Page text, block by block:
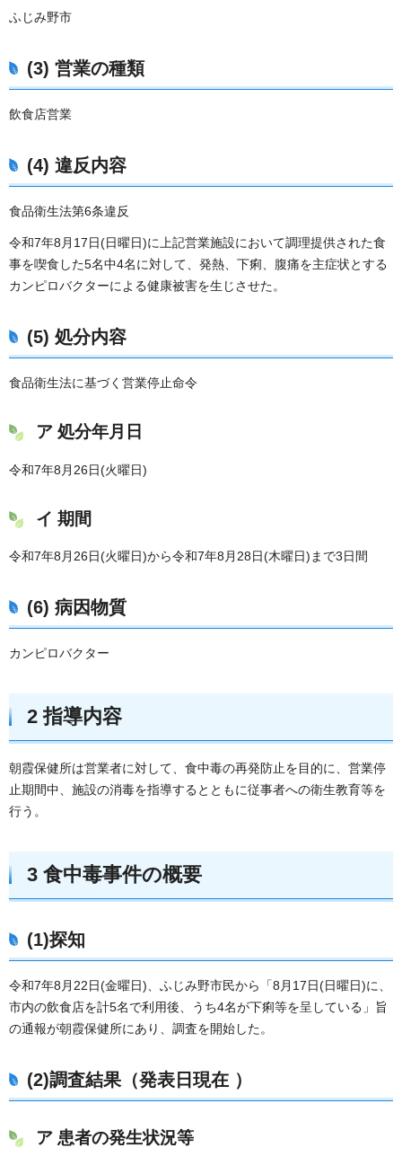
ふじみ野市
(3) 営業の種類
飲食店営業
(4) 違反内容
食品衛生法第6条違反
令和7年8月17日(日曜日)に上記営業施設において調理提供された食
事を喫食した5名中4名に対して、発熱、下痢、腹痛を主症状とする
カンピロバクターによる健康被害を生じさせた。
(5) 処分内容
食品衛生法に基づく営業停止命令
ア 処分年月日
令和7年8月26日(火曜日)
イ 期間
令和7年8月26日(火曜日)から令和7年8月28日(木曜日)まで3日間
(6) 病因物質
カンピロバクター
2 指導内容
朝霞保健所は営業者に対して、食中毒の再発防止を目的に、営業停
止期間中、施設の消毒を指導するとともに従事者への衛生教育等を
行う。
3 食中毒事件の概要
(1)探知
令和7年8月22日(金曜日)、ふじみ野市民から「8月17日(日曜日)に、
市内の飲食店を計5名で利用後、うち4名が下痢等を呈している」旨
の通報が朝霞保健所にあり、調査を開始した。
(2)調査結果（発表日現在 ）
ア 患者の発生状況等